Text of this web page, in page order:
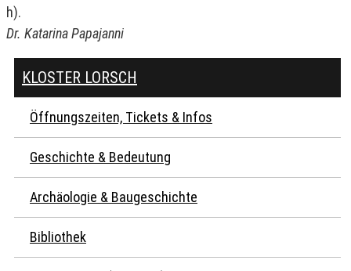
h).
Dr. Katarina Papajanni
KLOSTER LORSCH
Öffnungszeiten, Tickets & Infos
Geschichte & Bedeutung
Archäologie & Baugeschichte
Bibliothek